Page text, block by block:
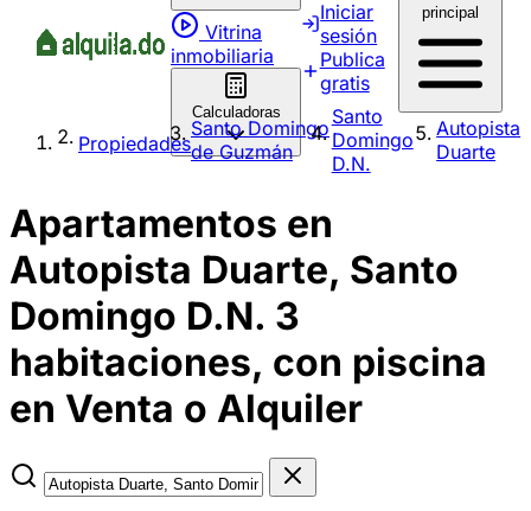
Vitrina
inmobiliaria
Calculadoras
Iniciar
sesión
Publica
gratis
principal
Propiedades
Santo Domingo
de Guzmán
Santo
Domingo
D.N.
Autopista
Duarte
Apartamentos en
Autopista Duarte, Santo
Domingo D.N. 3
habitaciones, con piscina
en Venta o Alquiler